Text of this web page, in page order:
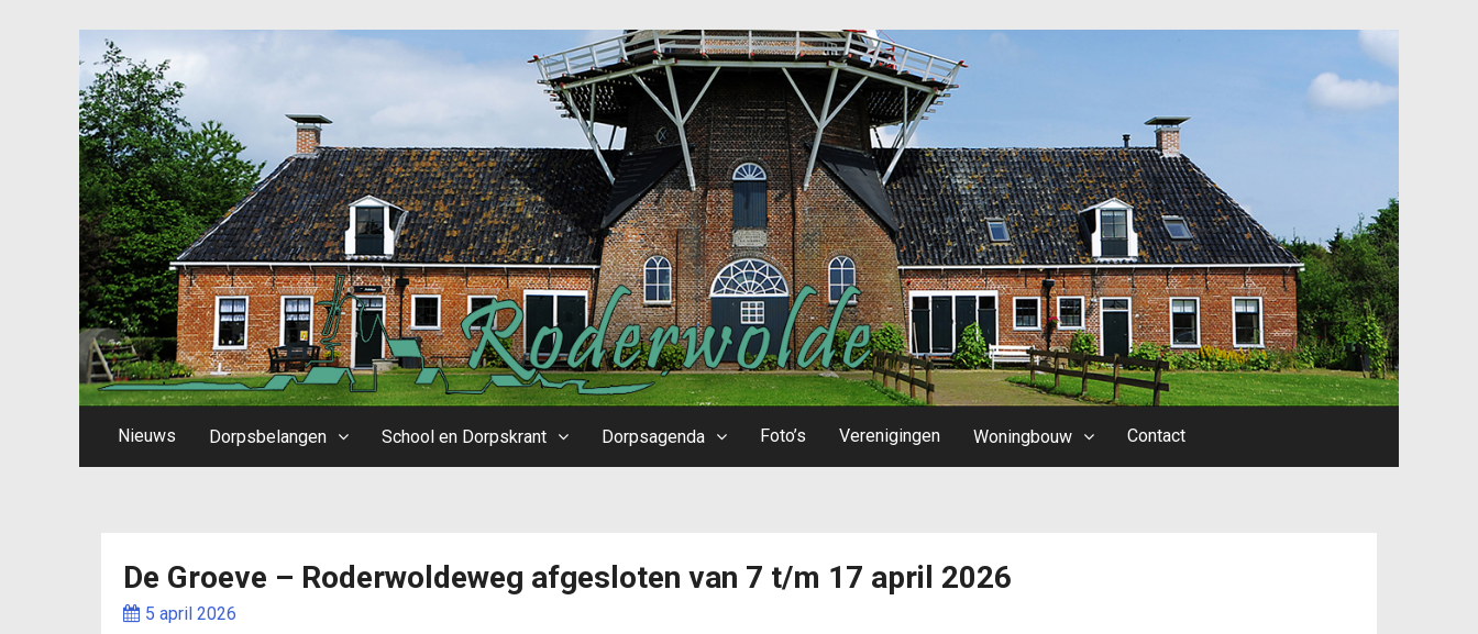
dorpsbelangenroderwolde
Nieuws Dorpsbelangen School en Dorpskrant Dorpsagenda Foto’s Verenigingen Woningbouw Contact
De Groeve – Roderwoldeweg afgesloten van 7 t/m 17 april 2026
5 april 2026